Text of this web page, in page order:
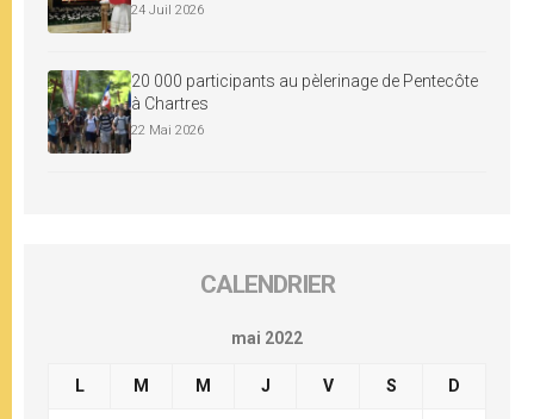
24 Juil 2026
20 000 participants au pèlerinage de Pentecôte
à Chartres
22 Mai 2026
CALENDRIER
mai 2022
L M M J V S D